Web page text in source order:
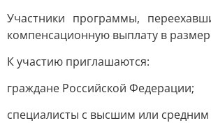
Участники программы,
компенсационную выплату в
К участию приглашаются:
граждане Российской Федерации;
специалисты с высшим или